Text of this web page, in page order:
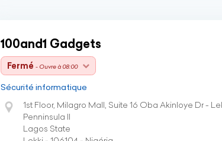
100and1 Gadgets
Fermé - Ouvre à 08:00
Sécurité informatique
1st Floor, Milagro Mall, Suite 16 Oba Akinloye Dr -
Penninsula II
Lagos State